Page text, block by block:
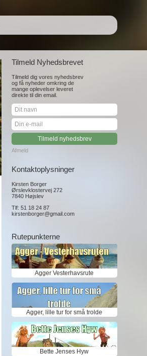
Tilmeld Nyhedsbrevet
Tilmeld dig vores nyhedsbrev
og få nyheder omkring de
mange oplevelser leveret
direkte til din email.
Afmeld
Kontaktoplysninger
Kirsten Borger
Ørslevklostervej 272
7840 Højslev
Tlf: 51 18 24 87
kirstenborger@gmail.com
Rutepunkterne
Agger Vesterhavsrute
Agger, lille tur for små trolde
Bette Jenses Hyw